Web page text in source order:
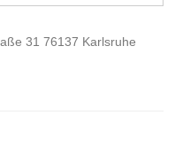
31 76137 Karlsruhe